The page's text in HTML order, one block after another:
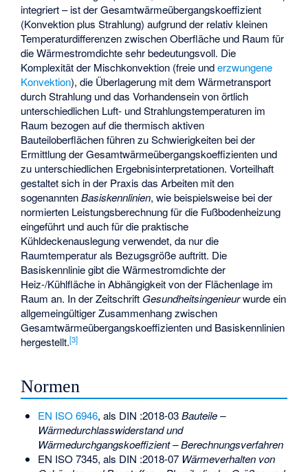
integriert – ist der Gesamtwärmeübergangskoeffizient
(Konvektion plus Strahlung) aufgrund der relativ kleinen
Temperaturdifferenzen zwischen Oberfläche und Raum für
die Wärmestromdichte sehr bedeutungsvoll. Die
Komplexität der Mischkonvektion (freie underzwungene
Konvektion), die Überlagerung mit dem Wärmetransport
durch Strahlung und das Vorhandensein von örtlich
unterschiedlichen Luft- und Strahlungstemperaturen im
Raum bezogen auf die thermisch aktiven
Bauteiloberflächen führen zu Schwierigkeiten bei der
Ermittlung der Gesamtwärmeübergangskoeffizienten und
zu unterschiedlichen Ergebnisinterpretationen. Vorteilhaft
gestaltet sich in der Praxis das Arbeiten mit den
sogenanntenBasiskennlinien, wie beispielsweise bei der
normierten Leistungsberechnung für die Fußbodenheizung
eingeführt und auch für die praktische
Kühldeckenauslegung verwendet, da nur die
Raumtemperatur als Bezugsgröße auftritt. Die
Basiskennlinie gibt die Wärmestromdichte der
Heiz-/Kühlfläche in Abhängigkeit von der Flächenlage im
Raum an. In der Zeitschrift Gesundheitsingenieurwurde ein
allgemeingültiger Zusammenhang zwischen
Gesamtwärmeübergangskoeffizienten und Basiskennlinien
hergestellt.[3]
Normen
EN ISO 6946, als DIN :2018-03Bauteile –
Wärmedurchlasswiderstand und
Wärmedurchgangskoeffizient – Berechnungsverfahren
EN ISO 7345, als DIN :2018-07 Wärmeverhalten von